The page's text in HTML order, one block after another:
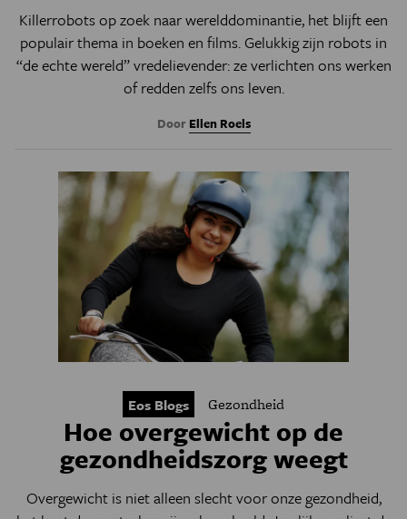
Killerrobots op zoek naar werelddominantie, het blijft een
populair thema in boeken en films. Gelukkig zijn robots in
“de echte wereld” vredelievender: ze verlichten ons werken
of redden zelfs ons leven.
Door Ellen Roels
Eos Blogs Gezondheid
Hoe overgewicht op de
gezondheidszorg weegt
Overgewicht is niet alleen slecht voor onze gezondheid,